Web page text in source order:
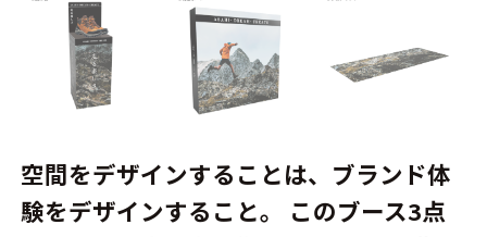
空間をデザインすることは、ブランド体
験をデザインすること。 このブース3点